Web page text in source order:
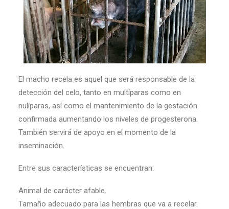
El macho recela es aquel que será responsable de la
detección del celo, tanto en multíparas como en
nulíparas, así como el mantenimiento de la gestación
confirmada aumentando los niveles de progesterona.
También servirá de apoyo en el momento de la
inseminación.
Entre sus características se encuentran:
Animal de carácter afable.
Tamaño adecuado para las hembras que va a recelar.